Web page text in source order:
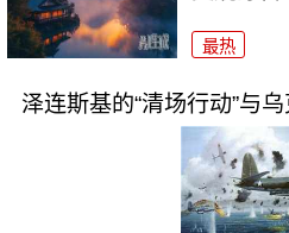
最热
泽连斯基的“清场行动”与